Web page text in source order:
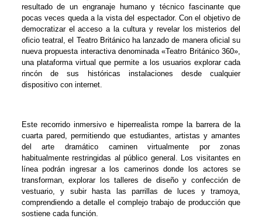
resultado de un engranaje humano y técnico fascinante que
pocas veces queda a la vista del espectador. Con el objetivo de
democratizar el acceso a la cultura y revelar los misterios del
oficio teatral, el Teatro Británico ha lanzado de manera oficial su
nueva propuesta interactiva denominada «Teatro Británico 360»,
una plataforma virtual que permite a los usuarios explorar cada
rincón de sus históricas instalaciones desde cualquier
dispositivo con internet.
Este recorrido inmersivo e hiperrealista rompe la barrera de la
cuarta pared, permitiendo que estudiantes, artistas y amantes
del arte dramático caminen virtualmente por zonas
habitualmente restringidas al público general. Los visitantes en
línea podrán ingresar a los camerinos donde los actores se
transforman, explorar los talleres de diseño y confección de
vestuario, y subir hasta las parrillas de luces y tramoya,
comprendiendo a detalle el complejo trabajo de producción que
sostiene cada función.